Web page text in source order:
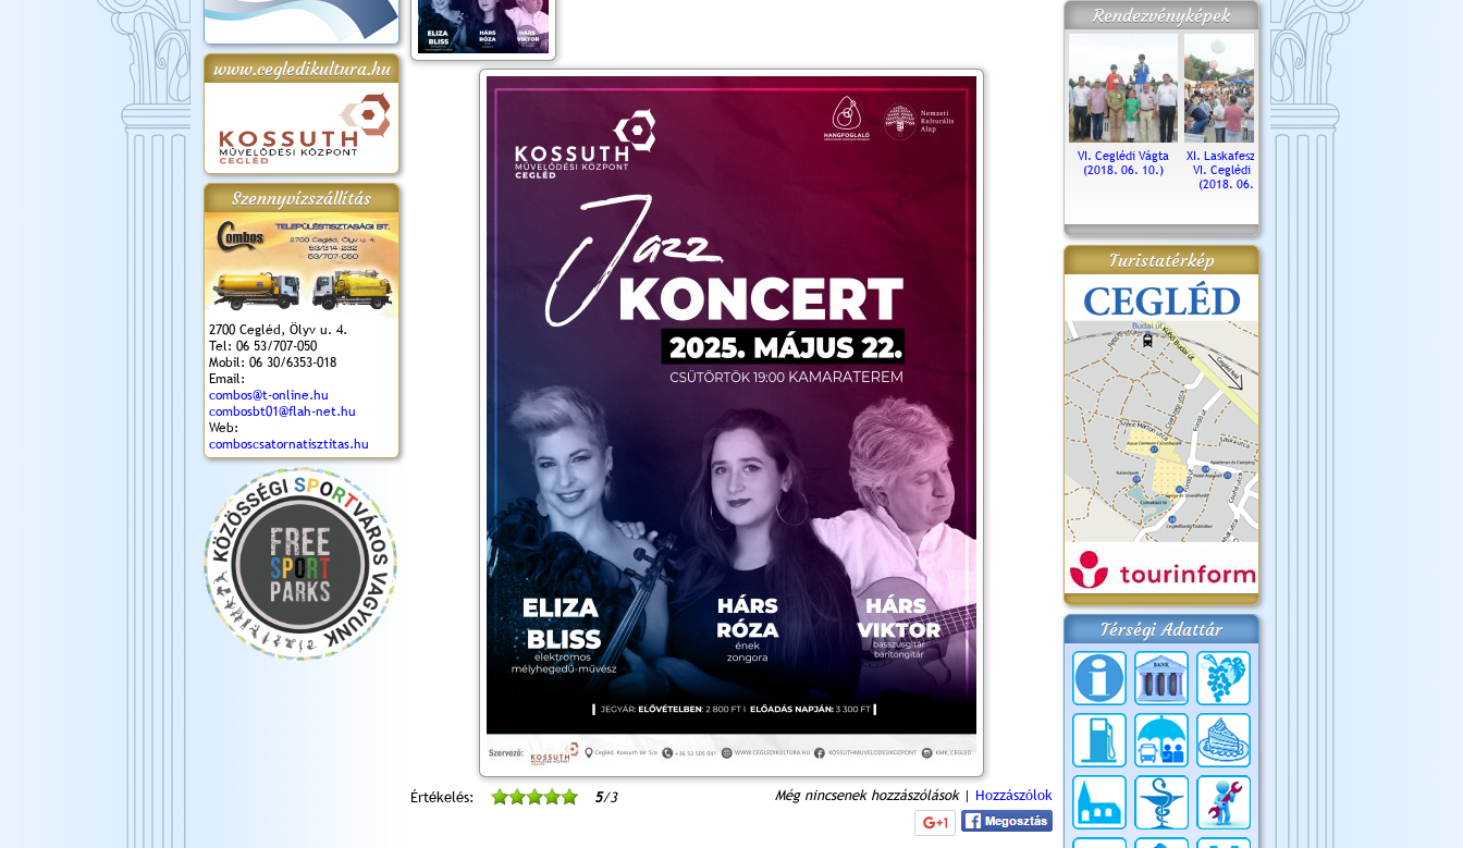
www.cegledikultura.hu
Szennyvízszállítás
2700 Cegléd, Ölyv u. 4.
Tel: 06 53/707-050
Mobil: 06 30/6353-018
Email:
combos@t-online.hu
combosbt01@flah-net.hu
Web:
comboscsatornatisztitas.hu
Értékelés: 5/3 Még nincsenek hozzászólások| Hozzászólok
Rendezvényképek
VI. Ceglédi Vágta
(2018. 06. 10.)
XI. Laskafesztivál és
VI. Ceglédi Vágta
(2018. 06. 10.)
Városnapok 2018.
Kossuth Toborzó
2017.09.22-23.
és Magyarok
Kenyere Program
V. Ceglédi Vágta
(2017. 06. 18.)
Laska fesztivál
Turistatérkép
Térségi Adattár